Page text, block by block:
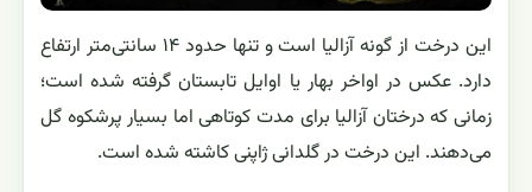
این درخت از گونه آزالیا است و تنها حدود ۱۴ سانتی‌متر ارتفاع
دارد. عکس در اواخر بهار یا اوایل تابستان گرفته شده است؛
زمانی که درختان آزالیا برای مدت کوتاهی اما بسیار پرشکوه گل
می‌دهند. این درخت در گلدانی ژاپنی کاشته شده است.